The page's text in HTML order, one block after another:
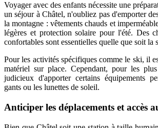
Voyager avec des enfants nécessite une
un séjour à Châtel, n'oubliez pas d'emporter
la montagne : vêtements chauds et
légères et protection solaire pour l'été. Des
confortables sont essentielles quelle que soit la
Pour les activités spécifiques comme le ski, il
matériel sur place. Cependant, pour les
judicieux d'apporter certains équipements
gants ou les lunettes de soleil.
Anticiper les déplacements et accès